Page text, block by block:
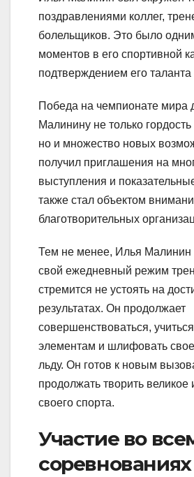
поздравлениями коллег,
болельщиков. Это было
моментов в его спортивной
подтверждением его таланта
Победа на чемпионате мира
Малинину не только
но и множество новых
получил приглашения на
выступления и
также стал объектом
благотворительных
Тем не менее, Илья Малинин
свой ежедневный режим
стремится не устоять на
результатах. Он продолжает
совершенствоваться,
элементам и шлифовать
льду. Он готов к новым
продолжать творить великое
своего спорта.
Участие во
соревнованиях